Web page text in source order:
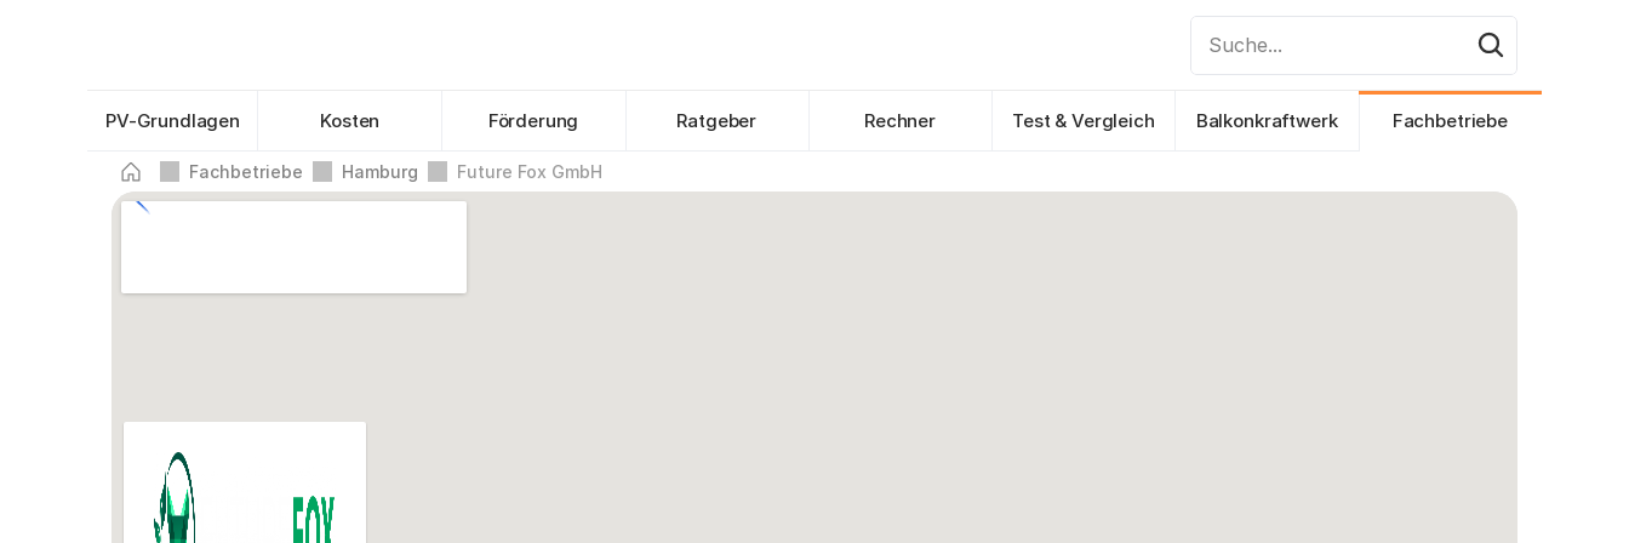
Suche...
PV-Grundlagen Kosten Förderung Ratgeber Rechner Test & Vergleich Balkonkraftwerk Fachbetriebe
Fachbetriebe Hamburg Future Fox GmbH